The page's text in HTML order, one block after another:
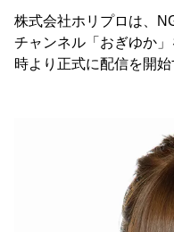
株式会社ホリプロは、
チャンネル「おぎゆか
時より正式に配信を開